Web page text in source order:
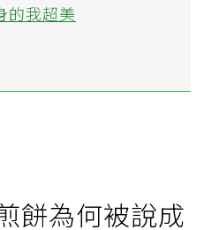
的我超美
餅為何被說成